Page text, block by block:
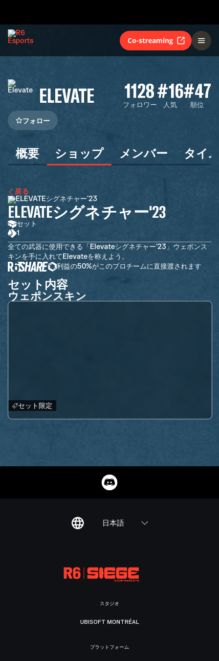
Co-streaming
ELEVATE 1128
フォロワー
#16
人気
#47
順位
フォロー
概要 ショップ メンバー タイ
戻る
ELEVATEシグネチャー'23
セット
1
全ての武器に使用できる「Elevateシグネチャー'23」ウェポンス
キンを手に入れてElevateを称えよう。
利益の50%がこのプロチームに直接渡されます
セット内容
ウェポンスキン
セット限定
日本語
スタジオ
UBISOFT MONTRÉAL
プラットフォーム